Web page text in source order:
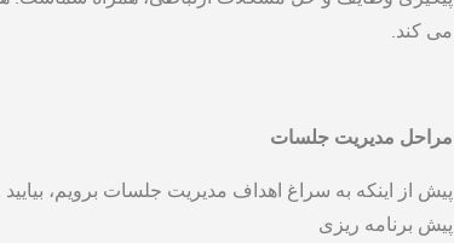
می ‌کند.
مراحل مدیریت جلسات
پیش از اینکه به سراغ اهداف مدیریت جلسات برویم،
پیش ‌برنامه ‌ریزی